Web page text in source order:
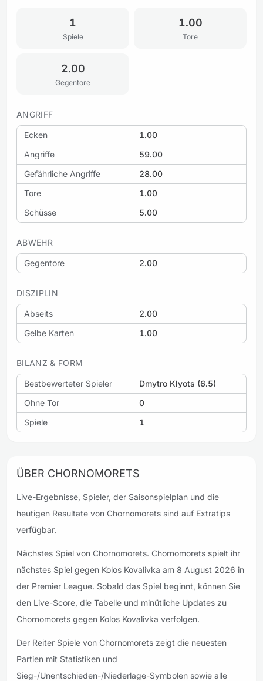
1
Spiele
1.00
Tore
2.00
Gegentore
ANGRIFF
Ecken
1.00
Angriffe
59.00
Gefährliche Angriffe
28.00
Tore
1.00
Schüsse
5.00
ABWEHR
Gegentore 2.00
DISZIPLIN
Abseits
2.00
Gelbe Karten
1.00
BILANZ & FORM
Bestbewerteter Spieler
Dmytro Klyots (6.5)
Ohne Tor
0
Spiele
1
ÜBER CHORNOMORETS
Live-Ergebnisse, Spieler, der Saisonspielplan und die
heutigen Resultate von Chornomorets sind auf Extratips
verfügbar.
Nächstes Spiel von Chornomorets. Chornomorets spielt ihr
nächstes Spiel gegen Kolos Kovalivka am 8 August 2026 in
der Premier League. Sobald das Spiel beginnt, können Sie
den Live-Score, die Tabelle und minütliche Updates zu
Chornomorets gegen Kolos Kovalivka verfolgen.
Der Reiter Spiele von Chornomorets zeigt die neuesten
Partien mit Statistiken und
Sieg-/Unentschieden-/Niederlage-Symbolen sowie alle